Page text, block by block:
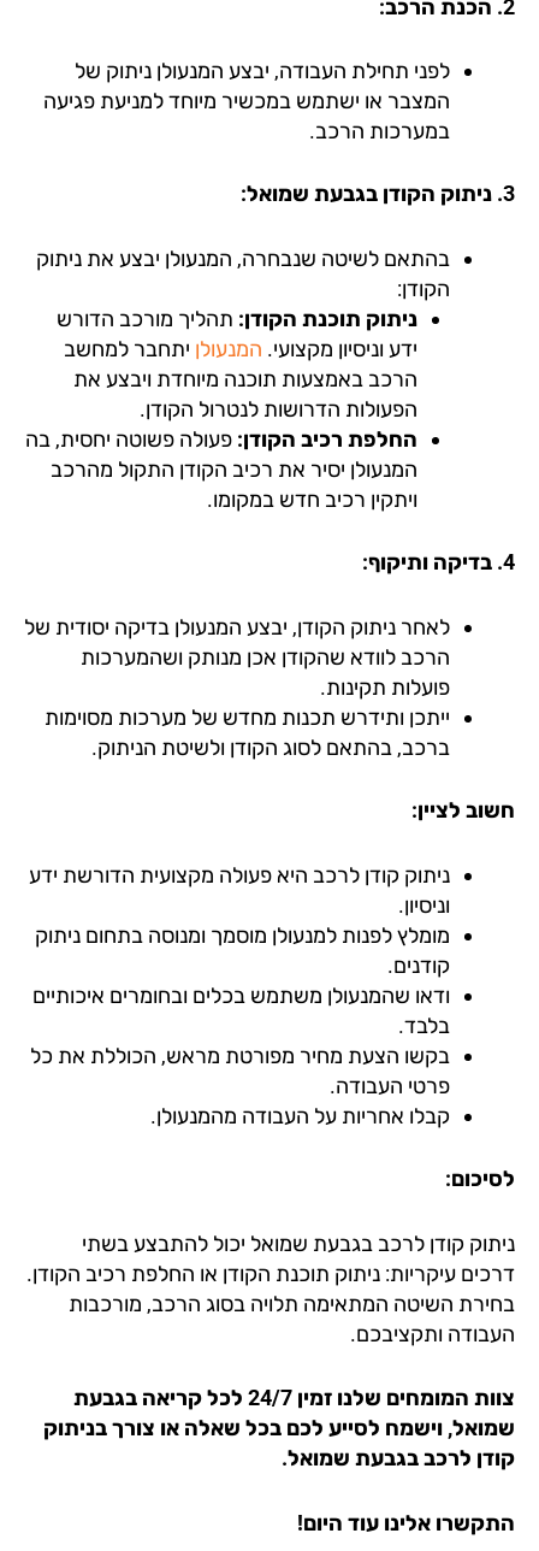
לפני תחילת העבודה, יבצע המנעולן ניתוק של
המצבר או ישתמש במכשיר מיוחד למניעת פגיעה
במערכות הרכב.
בגבעת שמואל:
בהתאם לשיטה שנבחרה, המנעולן יבצע את ניתוק
הקודן:
ניתוק תוכנת הקודן:תהליך מורכב הדורש
ידע וניסיון מקצועי.המנעולןיתחבר למחשב
הרכב באמצעות תוכנה מיוחדת ויבצע את
הפעולות הדרושות לנטרול הקודן.
החלפת רכיב הקודן:פעולה פשוטה יחסית, בה
המנעולן יסיר את רכיב הקודן התקול מהרכב
ויתקין רכיב חדש במקומו.
לאחר ניתוק הקודן, יבצע המנעולן בדיקה יסודית של
הרכב לוודא שהקודן אכן מנותק ושהמערכות
פועלות תקינות.
ייתכן ותידרש תכנות מחדש של מערכות מסוימות
ברכב, בהתאם לסוג הקודן ולשיטת הניתוק.
לציין:
ניתוק קודן לרכב היא פעולה מקצועית הדורשת ידע
וניסיון.
מומלץ לפנות למנעולן מוסמך ומנוסה בתחום ניתוק
קודנים.
ודאו שהמנעולן משתמש בכלים ובחומרים איכותיים
בלבד.
בקשו הצעת מחיר מפורטת מראש, הכוללת את כל
פרטי העבודה.
קבלו אחריות על העבודה מהמנעולן.
קודן לרכב בגבעת שמואל יכול להתבצע בשתי
עיקריות: ניתוק תוכנת הקודן או החלפת רכיב הקודן.
השיטה המתאימה תלויה בסוג הרכב, מורכבות
ותקציבכם.
המומחים שלנו זמין 24/7 לכל קריאה
בגבעת
, וישמח לסייע לכם בכל שאלה או צורך בניתוק
לרכב בגבעת שמואל.
אלינו עוד היום!